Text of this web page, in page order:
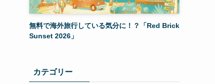
無料で海外旅行している気分に！？「Red Brick
Sunset 2026」
カテゴリー